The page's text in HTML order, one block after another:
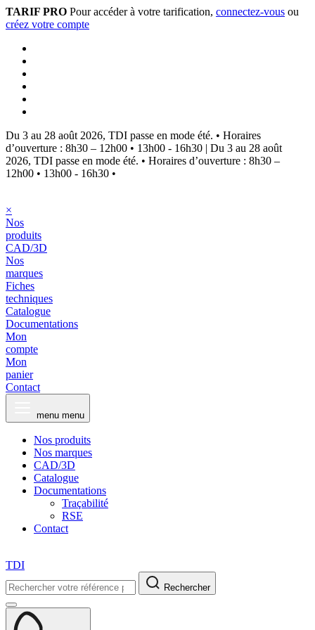
TARIF PRO Pour accéder à votre tarification, connectez-vous ou
créez votre compte
Du 3 au 28 août 2026, TDI passe en mode été. • Horaires
d’ouverture : 8h30 – 12h00 • 13h00 - 16h30 | Du 3 au 28 août
2026, TDI passe en mode été. • Horaires d’ouverture : 8h30 –
12h00 • 13h00 - 16h30 •
×
Nos
produits
CAD/3D
Nos
marques
Fiches
techniques
Catalogue
Documentations
Mon
compte
Mon
panier
Contact
menu menu
Nos produits
Nos marques
CAD/3D
Catalogue
Documentations
Traçabilité
RSE
Contact
TDI
Rechercher